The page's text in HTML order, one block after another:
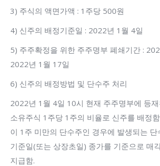
3) 주식의 액면가액 : 1주당 500원
4) 신주의 배정기준일 : 2022년 1월 4일
5) 주주확정을 위한 주주명부 폐쇄기간 :
2022년 1월 17일
6) 신주의 배정방법 및 단수주 처리
2022년 1월 4일 10시 현재 주주명부에 등
소유주식 1주당 1주의 비율로 신주를 배정
이 1주 미만의 단수주인 경우에 발생되는 단
기준일(또는 상장초일) 종가를 기준으로 매
지급함.